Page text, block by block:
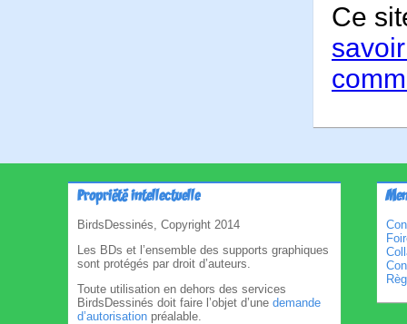
Ce
Propriété intellectuelle
BirdsDessinés, Copyright 2014
Les BDs et l’ensemble des supports graphiques
sont protégés par droit d’auteurs.
Toute utilisation en dehors des services
BirdsDessinés doit faire l’objet d’une demande
d’autorisation préalable.